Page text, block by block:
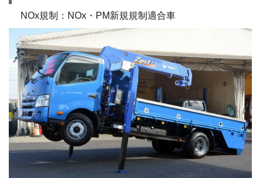
NOx規制：NOx・PM新規規制適合車